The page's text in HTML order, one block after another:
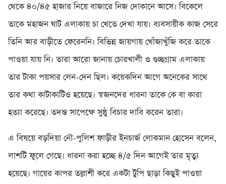
থেকে ৪০/৪৫ হাজার নিয়ে বাজারে নিজ দোকানে আসে। বিকেলে
তাকে মহাজন ঘাট এলাকায় চা খেতে দেখা যায়। ব্যবসায়ীক কাজ সেরে
তিনি আর বাড়ীতে ফেরেননি। বিভিন্ন জায়গায় খোঁজাখুঁজি করে তাকে
পাওয়া যায় নি। তারা আরো জানায় চোরখালী ও গুচ্ছগ্রাম এলাকায়
তার টাকা পয়সার লেন-দেন ছিল। কয়েকদিন আগে অনেকের সাথে
তার কথা কাটাকাটিও হয়েছে। স্বজনদের ধারনা তাকে কে বা কারা
হত্যা করেছে। তদন্ত সাপেক্ষে সুষ্ঠু বিচার দাবি করেন তারা।
এ বিষয়ে বড়দিয়া নৌ-পুলিশ ফাড়ীর ইনচার্জ লোকমান হোসেন বলেন,
লাশটি ফুলে গেছে। ধারনা করা হচ্ছে ৪/৫ দিন আগেই তার মৃত্যু
হয়েছে। গায়ের কাপর তল্লাশী করে একটা টুপি ছাড়া কিছুই পাওয়া